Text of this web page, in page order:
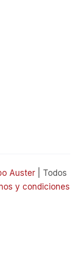
Auster
| Todos
y condiciones